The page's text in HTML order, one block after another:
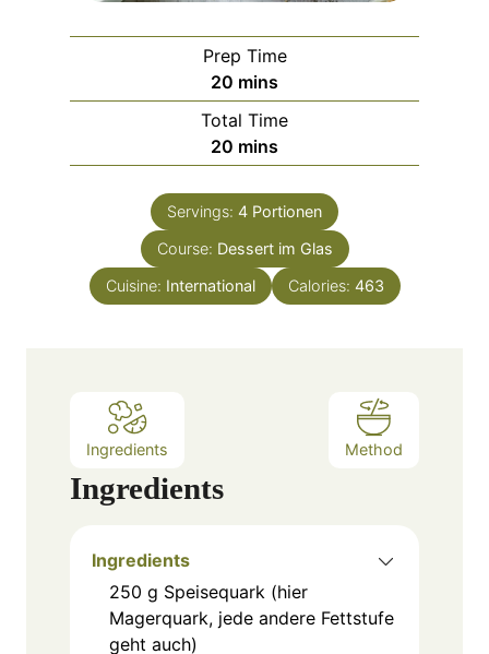
Prep Time
20 m
i
n
u
e
mins
Total Time
20 m
i
n
t
s
mins
Servings: 4 Portionen
Course: Dessert im Glas
Cuisine: International Calories: 463
Ingredients Method
Ingredients
Ingredients
250 g Speisequark (hier
Magerquark, jede andere Fettstufe
geht auch)